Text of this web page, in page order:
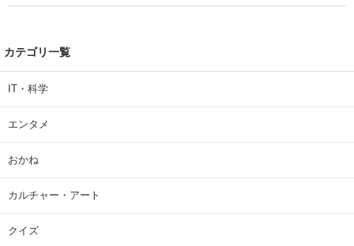
カテゴリ一覧
IT・科学
エンタメ
おかね
カルチャー・アート
クイズ